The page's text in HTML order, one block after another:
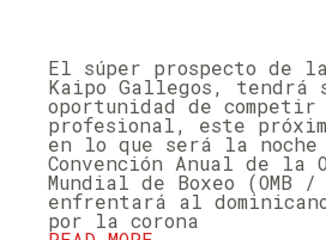
El súper prospecto de
Kaipo Gallegos, tendrá
oportunidad de
profesional, este
en lo que será la
Convención Anual de la
Mundial de Boxeo (OMB
enfrentará al dominicano
por la corona